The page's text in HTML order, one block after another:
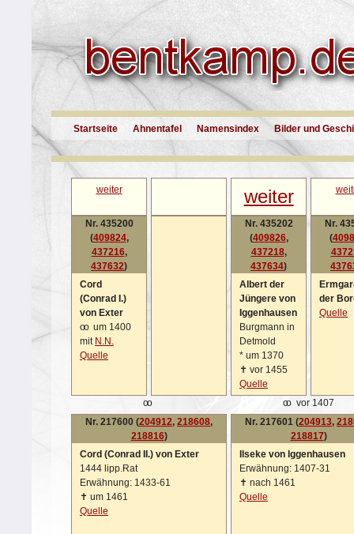
Startseite Ahnentafel Namensindex Bilder und
weiter weiter
Nr. 435200
(409824,
437216,
437632)
Cord
(Conrad I.)
von Exter
oo um 1400
mit N.N.
Quelle
Nr. 435202
(409826,
437218,
437634)
Albert der
Jüngere von
Iggenhausen
Burgmann in
Detmold
* um 1370
✝ vor 1455
Quelle
Nr.
(
der
Quelle
oo oo vor 1407
Nr. 217600 (204912, 218608,
218816)
Cord (Conrad II.) von Exter
1444 lipp.Rat
Erwähnung: 1433-61
✝ um 1461
Quelle
Nr. 217601 (204913,
218817)
Ilseke von Iggenhausen
Erwähnung: 1407-31
✝ nach 1461
Quelle